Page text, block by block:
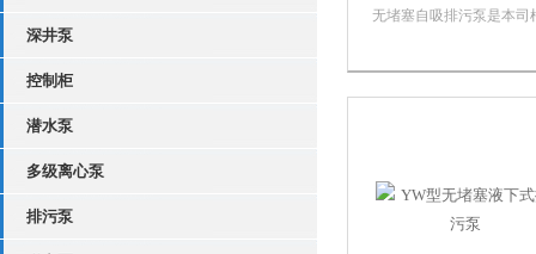
深井泵
控制柜
潜水泵
多级离心泵
排污泵
无堵塞自吸排污泵是本司
水，又可抽吸含有...